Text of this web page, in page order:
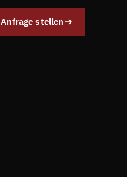
Anfrage stellen